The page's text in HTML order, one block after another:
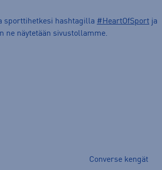
sporttihetkesi hashtagilla #HeartOfSport ja
ne näytetään sivustollamme.
Converse kengät